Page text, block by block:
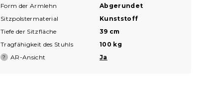
Form der Armlehn
Abgerundet
Sitzpolstermaterial
Kunststoff
Tiefe der Sitzfläche
39 cm
Tragfähigkeit des Stuhls
100 kg
? AR-Ansicht Ja